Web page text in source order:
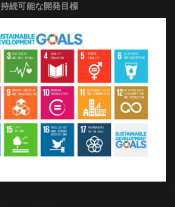
持続可能な開発目標